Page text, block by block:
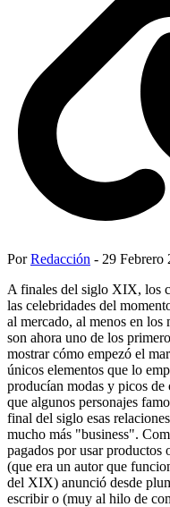
PorRedacción - 29 Febrero
A finales del siglo XIX, los
las celebridades del
al mercado, al menos en
son ahora uno de los
mostrar cómo empezó el
únicos elementos que lo
producían modas y picos de
que algunos personajes
final del siglo esas
mucho más "business".
pagados por usar
(que era un autor que
del XIX) anunció desde
escribir o (muy al hilo de